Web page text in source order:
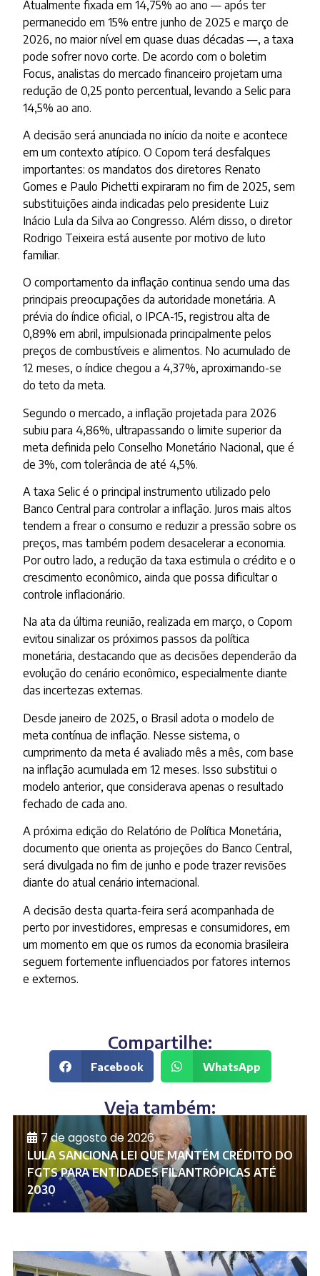
Atualmente fixada em 14,75% ao ano — após ter
permanecido em 15% entre junho de 2025 e março de
2026, no maior nível em quase duas décadas —, a taxa
pode sofrer novo corte. De acordo com o boletim
Focus, analistas do mercado financeiro projetam uma
redução de 0,25 ponto percentual, levando a Selic para
14,5% ao ano.
A decisão será anunciada no início da noite e acontece
em um contexto atípico. O Copom terá desfalques
importantes: os mandatos dos diretores Renato
Gomes e Paulo Pichetti expiraram no fim de 2025, sem
substituições ainda indicadas pelo presidente Luiz
Inácio Lula da Silva ao Congresso. Além disso, o diretor
Rodrigo Teixeira está ausente por motivo de luto
familiar.
O comportamento da inflação continua sendo uma das
principais preocupações da autoridade monetária. A
prévia do índice oficial, o IPCA-15, registrou alta de
0,89% em abril, impulsionada principalmente pelos
preços de combustíveis e alimentos. No acumulado de
12 meses, o índice chegou a 4,37%, aproximando-se
do teto da meta.
Segundo o mercado, a inflação projetada para 2026
subiu para 4,86%, ultrapassando o limite superior da
meta definida pelo Conselho Monetário Nacional, que é
de 3%, com tolerância de até 4,5%.
A taxa Selic é o principal instrumento utilizado pelo
Banco Central para controlar a inflação. Juros mais altos
tendem a frear o consumo e reduzir a pressão sobre os
preços, mas também podem desacelerar a economia.
Por outro lado, a redução da taxa estimula o crédito e o
crescimento econômico, ainda que possa dificultar o
controle inflacionário.
Na ata da última reunião, realizada em março, o Copom
evitou sinalizar os próximos passos da política
monetária, destacando que as decisões dependerão da
evolução do cenário econômico, especialmente diante
das incertezas externas.
Desde janeiro de 2025, o Brasil adota o modelo de
meta contínua de inflação. Nesse sistema, o
cumprimento da meta é avaliado mês a mês, com base
na inflação acumulada em 12 meses. Isso substitui o
modelo anterior, que considerava apenas o resultado
fechado de cada ano.
A próxima edição do Relatório de Política Monetária,
documento que orienta as projeções do Banco Central,
será divulgada no fim de junho e pode trazer revisões
diante do atual cenário internacional.
A decisão desta quarta-feira será acompanhada de
perto por investidores, empresas e consumidores, em
um momento em que os rumos da economia brasileira
seguem fortemente influenciados por fatores internos
e externos.
Compartilhe:
Facebook WhatsApp
Veja também:
7 de agosto de 2026
LULA SANCIONA LEI QUE MANTÉM CRÉDITO DO
FGTS PARA ENTIDADES FILANTRÓPICAS ATÉ
2030